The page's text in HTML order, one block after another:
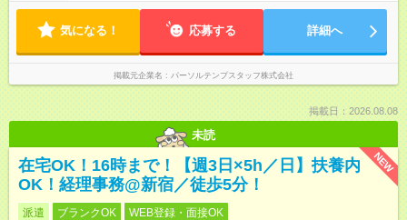
気になる！ 応募する 詳細へ
掲載元企業名 パーソルテンプスタッフ株式会社
掲載日：2026.08.08
未読
NEW
在宅OK！16時まで！【週3日×5h／日】扶養内
OK！経理事務@新宿／徒歩5分！
派遣 ブランクOK WEB登録・面接OK